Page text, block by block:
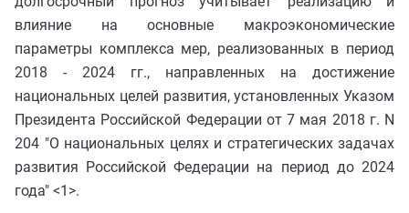
влияние на основные макроэкономические
параметры комплекса мер, реализованных в период
2018 - 2024 гг., направленных на достижение
национальных целей развития, установленных Указом
Президента Российской Федерации от 7 мая 2018 г. N
204 "О национальных целях и стратегических задачах
развития Российской Федерации на период до 2024
года" <1>.